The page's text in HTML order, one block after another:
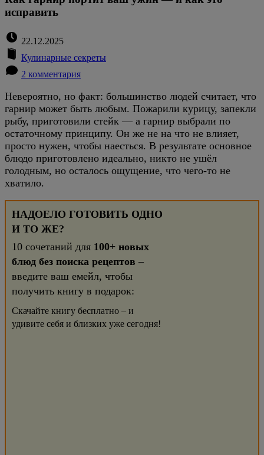
исправить
22.12.2025
Кулинарные секреты
2 комментария
Невероятно, но факт: большинство людей считает, что
гарнир может быть любым. Пожарили курицу, запекли
рыбу, приготовили стейк — а гарнир выбрали по
остаточному принципу. Он же не на что не влияет,
просто нужен, чтобы наесться. В результате основное
блюдо приготовлено идеально, никто не ушёл
голодным, но осталось ощущение, что чего-то не
хватило.
НАДОЕЛО ГОТОВИТЬ ОДНО
И ТО ЖЕ?
10 сочетаний для 100+ новых
блюд без поиска рецептов –
введите ваш емейл, чтобы
получить книгу в подарок:
Скачайте книгу бесплатно – и
удивите себя и близких уже сегодня!